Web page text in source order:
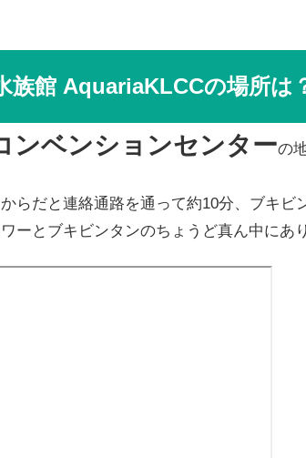
族館 AquariaKLCCの場所は
ンベンションセンターの
らだと連絡通路を通って約10分、ブキ
ーとブキビンタンのちょうど真ん中にあ